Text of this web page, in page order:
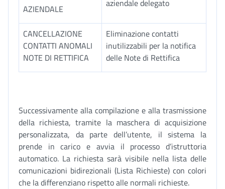
AZIENDALE
aziendale delegato
CANCELLAZIONE
CONTATTI ANOMALI
NOTE DI RETTIFICA
Eliminazione contatti
inutilizzabili per la notifica
delle Note di Rettifica
Successivamente alla compilazione e alla trasmissione
della richiesta, tramite la maschera di acquisizione
personalizzata, da parte dell’utente, il sistema la
prende in carico e avvia il processo d’istruttoria
automatico. La richiesta sarà visibile nella lista delle
comunicazioni bidirezionali (Lista Richieste) con colori
che la differenziano rispetto alle normali richieste.